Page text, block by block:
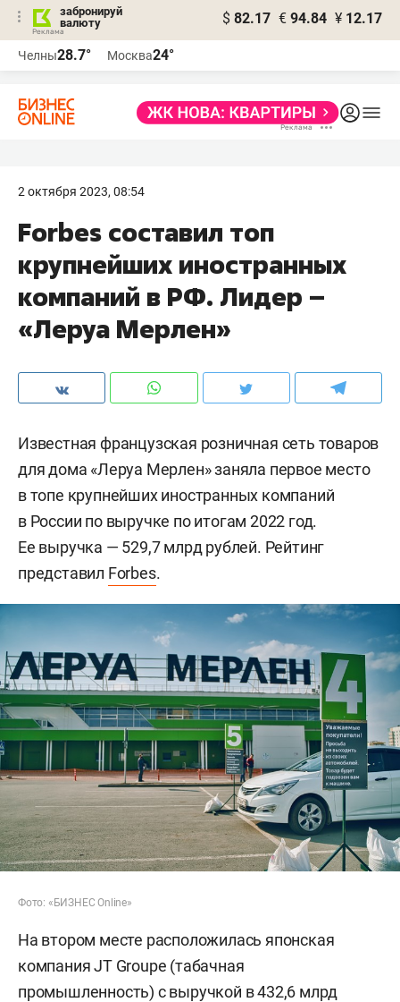
забронируй
валюту
$ 82.17 € 94.84 ¥ 12.17
Челны28.7° Москва24°
2 октября 2023, 08:54
Forbes составил топ
крупнейших иностранных
компаний в РФ. Лидер –
«Леруа Мерлен»
Известная французская розничная сеть товаров
для дома «Леруа Мерлен» заняла первое место
в топе крупнейших иностранных компаний
в России по выручке по итогам 2022 год.
Ее выручка — 529,7 млрд рублей. Рейтинг
представил Forbes.
Фото: «БИЗНЕС Online»
На втором месте расположилась японская
компания JT Groupe (табачная
промышленность) с выручкой в 432,6 млрд